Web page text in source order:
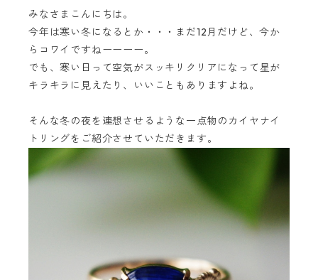
みなさまこんにちは。
今年は寒い冬になるとか・・・まだ12月だけど、今か
らコワイですねーーーー。
でも、寒い日って空気がスッキリクリアになって星が
キラキラに見えたり、いいこともありますよね。
そんな冬の夜を連想させるような一点物のカイヤナイ
トリングをご紹介させていただきます。